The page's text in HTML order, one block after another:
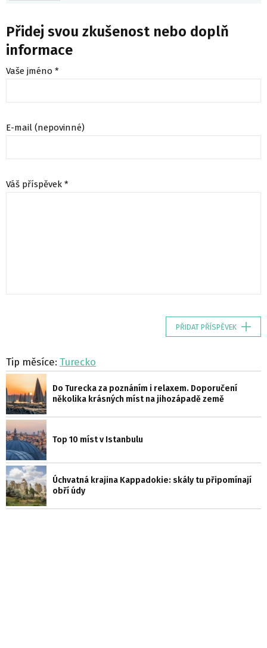
Přidej svou zkušenost nebo doplň
informace
Vaše jméno *
E-mail (nepovinné)
Váš příspěvek *
PŘIDAT PŘÍSPĚVEK
Tip měsíce: Turecko
Do Turecka za poznáním i relaxem. Doporučení
několika krásných míst na jihozápadě země
Top 10 míst v Istanbulu
Úchvatná krajina Kappadokie: skály tu připomínají
obří údy